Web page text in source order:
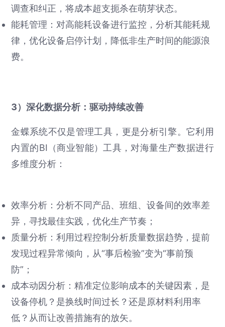
调查和纠正，将成本超支扼杀在萌芽状态。
能耗管理：对高能耗设备进行监控，分析其能耗规
律，优化设备启停计划，降低非生产时间的能源浪
费。
3）深化数据分析：驱动持续改善
金蝶系统不仅是管理工具，更是分析引擎。它利用
内置的BI（商业智能）工具，对海量生产数据进行
多维度分析：
效率分析：分析不同产品、班组、设备间的效率差
异，寻找最佳实践，优化生产节奏；
质量分析：利用过程控制分析质量数据趋势，提前
发现过程异常倾向，从“事后检验”变为“事前预
防”；
成本动因分析：精准定位影响成本的关键因素，是
设备停机？是换线时间过长？还是原材料利用率
低？从而让改善措施有的放矢。